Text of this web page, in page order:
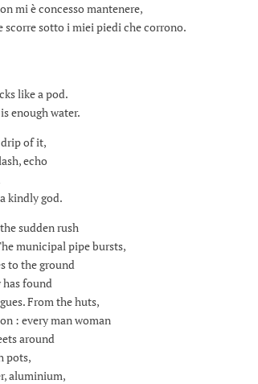
mi è concesso mantenere,
scorre sotto i miei piedi che corrono.
like a pod.
enough water.
of it,
echo
kindly god.
sudden rush
municipal pipe bursts,
to the ground
found
From the huts,
: every man woman
around
pots,
aluminium,